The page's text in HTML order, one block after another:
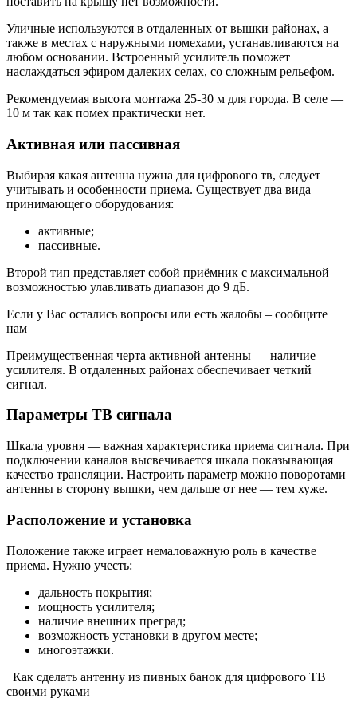
Уличные используются в отдаленных от вышки районах, а
также в местах с наружными помехами, устанавливаются на
любом основании. Встроенный усилитель поможет
наслаждаться эфиром далеких селах, со сложным рельефом.
Рекомендуемая высота монтажа 25-30 м для города. В селе —
10 м так как помех практически нет.
Активная или пассивная
Выбирая какая антенна нужна для цифрового тв, следует
учитывать и особенности приема. Существует два вида
принимающего оборудования:
активные;
пассивные.
Второй тип представляет собой приёмник с максимальной
возможностью улавливать диапазон до 9 дБ.
Если у Вас остались вопросы или есть жалобы – сообщите
нам
Преимущественная черта активной антенны — наличие
усилителя. В отдаленных районах обеспечивает четкий
сигнал.
Параметры ТВ сигнала
Шкала уровня — важная характеристика приема сигнала. При
подключении каналов высвечивается шкала показывающая
качество трансляции. Настроить параметр можно поворотами
антенны в сторону вышки, чем дальше от нее — тем хуже.
Расположение и установка
Положение также играет немаловажную роль в качестве
приема. Нужно учесть:
дальность покрытия;
мощность усилителя;
наличие внешних преград;
возможность установки в другом месте;
многоэтажки.
Как сделать антенну из пивных банок для цифрового ТВ
своими руками